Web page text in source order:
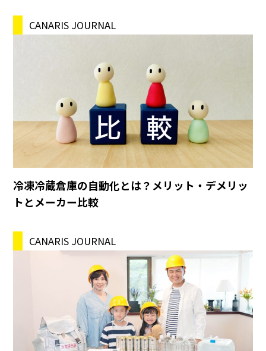
CANARIS JOURNAL
冷凍冷蔵倉庫の自動化とは？メリット・デメリッ
トとメーカー比較
CANARIS JOURNAL